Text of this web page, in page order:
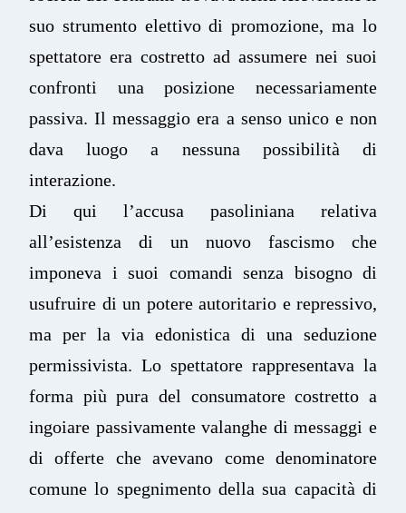
suo strumento elettivo di promozione, ma lo
spettatore era costretto ad assumere nei suoi
confronti una posizione necessariamente
passiva. Il messaggio era a senso unico e non
dava luogo a nessuna possibilità di
interazione.
Di qui l’accusa pasoliniana relativa
all’esistenza di un nuovo fascismo che
imponeva i suoi comandi senza bisogno di
usufruire di un potere autoritario e repressivo,
ma per la via edonistica di una seduzione
permissivista. Lo spettatore rappresentava la
forma più pura del consumatore costretto a
ingoiare passivamente valanghe di messaggi e
di offerte che avevano come denominatore
comune lo spegnimento della sua capacità di